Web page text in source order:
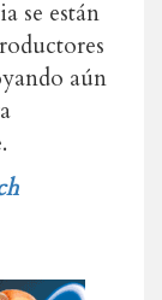
se están
aún